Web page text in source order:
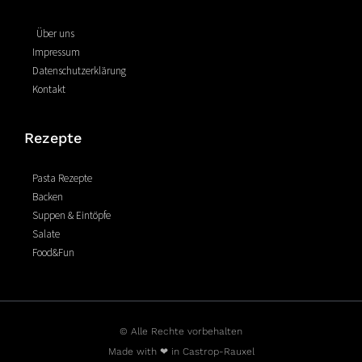
o
k
-
f
s
t
Über uns
Impressum
Datenschutzerklärung
Kontakt
Rezepte
Pasta Rezepte
Backen
Suppen & Eintöpfe
Salate
Food&Fun
© Alle Rechte vorbehalten
Made with ❤ in Castrop-Rauxel